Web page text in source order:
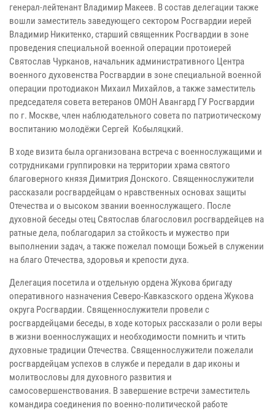
генерал-лейтенант Владимир Макеев. В состав делегации также
вошли заместитель заведующего сектором Росгвардии иерей
Владимир Никитенко, старший священник Росгвардии в зоне
проведения специальной военной операции протоиерей
Святослав Чурканов, начальник административного Центра
военного духовенства Росгвардии в зоне специальной военной
операции протодиакон Михаил Михайлов, а также заместитель
председателя совета ветеранов ОМОН Авангард ГУ Росгвардии
по г. Москве, член наблюдательного совета по патриотическому
воспитанию молодёжи Сергей Кобыляцкий.
В ходе визита была организована встреча с военнослужащими и
сотрудниками группировки на территории храма святого
благоверного князя Димитрия Донского. Священнослужители
рассказали росгвардейцам о нравственных основах защиты
Отечества и о высоком звании военнослужащего. После
духовной беседы отец Святослав благословил росгвардейцев на
ратные дела, поблагодарил за стойкость и мужество при
выполнении задач, а также пожелал помощи Божьей в служении
на благо Отечества, здоровья и крепости духа.
Делегация посетила и отдельную ордена Жукова бригаду
оперативного назначения Северо-Кавказского ордена Жукова
округа Росгвардии. Священнослужители провели с
росгвардейцами беседы, в ходе которых рассказали о роли веры
в жизни военнослужащих и необходимости помнить и чтить
духовные традиции Отечества. Священнослужители пожелали
росгвардейцам успехов в службе и передали в дар иконы и
молитвословы для духовного развития и
самосовершенствования. В завершение встречи заместитель
командира соединения по военно-политической работе